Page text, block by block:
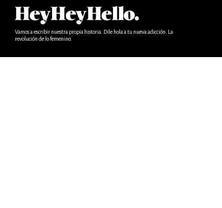
Vamos a escribir nuestra propia historia. Dile hola a tu nueva adicción. La
revolución de lo femenino.